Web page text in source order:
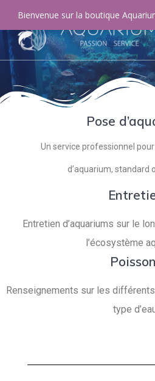
Pose
Un service professionnel
d’aquarium, standard
Entretien d’aquariums sur le
l’écosystème
Renseignements sur les
type
Bienvenue sur la boutique